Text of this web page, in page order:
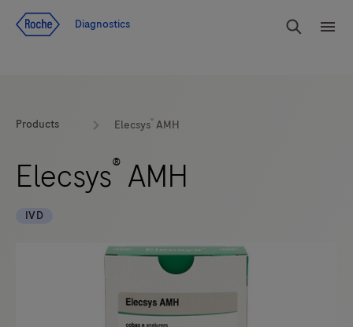
Diagnostics
Products Elecsys® AMH
Elecsys® AMH
IVD